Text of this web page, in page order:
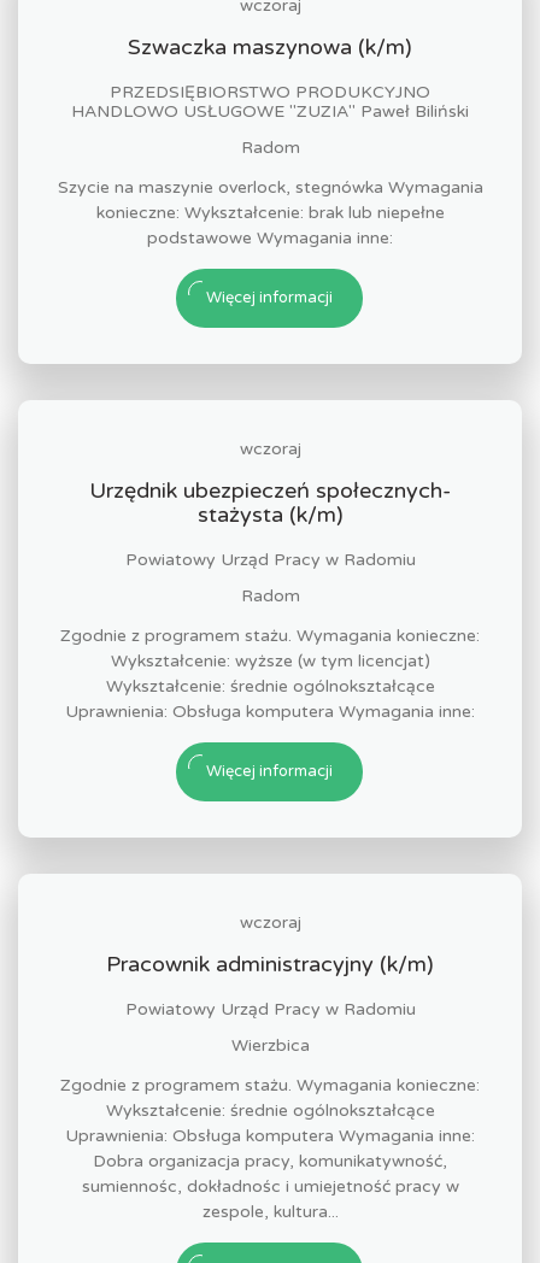
wczoraj
Szwaczka maszynowa (k/m)
PRZEDSIĘBIORSTWO PRODUKCYJNO
HANDLOWO USŁUGOWE "ZUZIA" Paweł Biliński
Radom
Szycie na maszynie overlock, stegnówka Wymagania
konieczne: Wykształcenie: brak lub niepełne
podstawowe Wymagania inne:
Więcej informacji
wczoraj
Urzędnik ubezpieczeń społecznych-
stażysta (k/m)
Powiatowy Urząd Pracy w Radomiu
Radom
Zgodnie z programem stażu. Wymagania konieczne:
Wykształcenie: wyższe (w tym licencjat)
Wykształcenie: średnie ogólnokształcące
Uprawnienia: Obsługa komputera Wymagania inne:
Więcej informacji
wczoraj
Pracownik administracyjny (k/m)
Powiatowy Urząd Pracy w Radomiu
Wierzbica
Zgodnie z programem stażu. Wymagania konieczne:
Wykształcenie: średnie ogólnokształcące
Uprawnienia: Obsługa komputera Wymagania inne:
Dobra organizacja pracy, komunikatywność,
sumiennośc, dokładnośc i umiejetność pracy w
zespole, kultura...